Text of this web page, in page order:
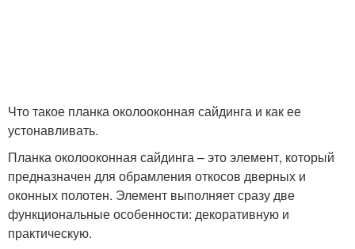
Что такое планка околооконная сайдинга и как ее
устонавливать.
Планка околооконная сайдинга – это элемент, который
предназначен для обрамления откосов дверных и
оконных полотен. Элемент выполняет сразу две
функциональные особенности: декоративную и
практическую.